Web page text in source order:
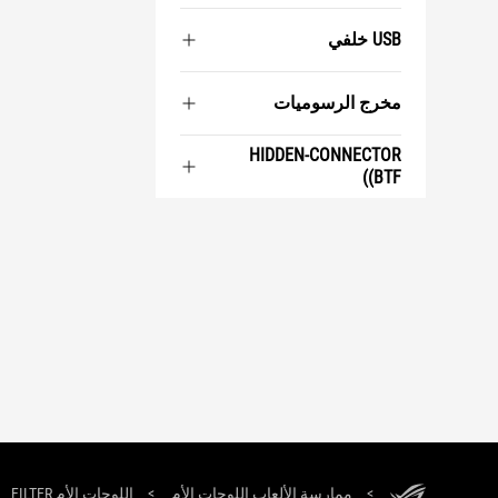
USB خلفي
مخرج الرسوميات
HIDDEN-CONNECTOR
(BTF)
> ممارسة الألعاب اللوحات الأم > اللوحات الأم FILTER